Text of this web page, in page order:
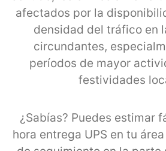
afectados por la
densidad del tráfico en
circundantes,
períodos de mayor
festividades
¿Sabías? Puedes estimar
hora entrega UPS en tu